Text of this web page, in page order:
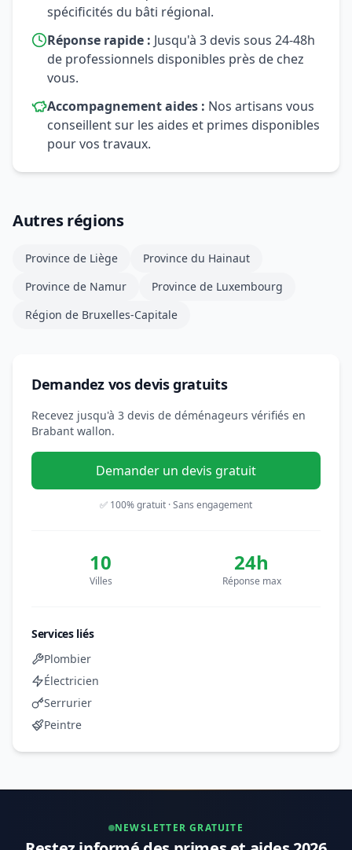
spécificités du bâti régional.
Réponse rapide : Jusqu'à 3 devis sous 24-48h
de professionnels disponibles près de chez
vous.
Accompagnement aides : Nos artisans vous
conseillent sur les aides et primes disponibles
pour vos travaux.
Autres régions
Province de Liège
Province du Hainaut
Province de Namur
Province de Luxembourg
Région de Bruxelles-Capitale
Demandez vos devis gratuits
Recevez jusqu'à 3 devis de déménageurs vérifiés en
Brabant wallon.
Demander un devis gratuit
✅ 100% gratuit · Sans engagement
10
Villes
24h
Réponse max
Services liés
Plombier
Électricien
Serrurier
Peintre
NEWSLETTER GRATUITE